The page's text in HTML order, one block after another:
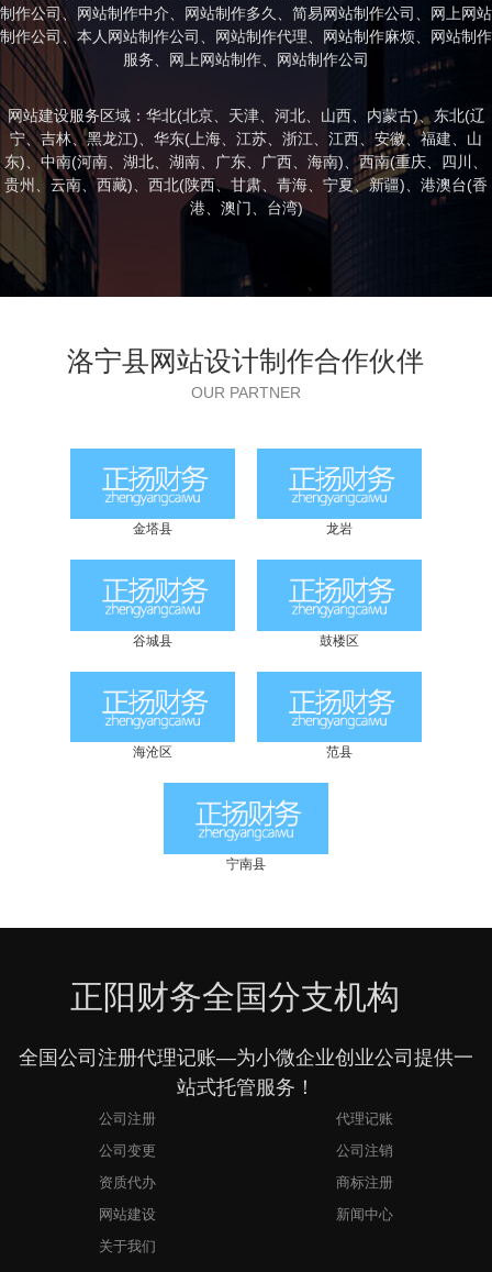
制作公司、网站制作中介、网站制作多久、简易网站制作公司、网上网站
制作公司、本人网站制作公司、网站制作代理、网站制作麻烦、网站制作
服务、网上网站制作、网站制作公司
网站建设服务区域：华北(北京、 天津、 河北、 山西、 内蒙古)、东北(辽
宁、吉林、黑龙江)、华东( 上海 江苏 浙江 江西 安徽、福建
山
东)、中南(河南 湖北 湖南 广东 广西 海南)、西南(重庆 四川
贵州
云南 、西藏)、西北(陕西、 甘肃 青海 宁夏、新疆)、港澳台(香
港、 澳门 台湾)
洛宁县网站设计制作合作伙伴
OUR PARTNER
金塔县 龙岩
谷城县 鼓楼区
海沧区 范县
宁南县
正阳财务全国分支机构
全国公司注册代理记账—为小微企业创业公司提供一
站式托管服务！
公司注册
代理记账
公司变更
公司注销
资质代办
商标注册
网站建设
新闻中心
关于我们